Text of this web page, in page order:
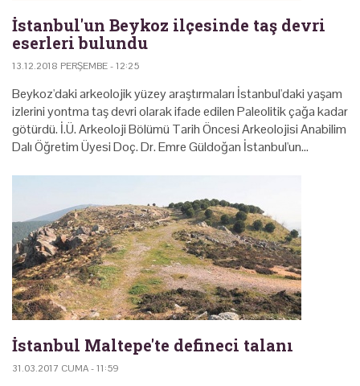
İstanbul'un Beykoz ilçesinde taş devri
eserleri bulundu
13.12.2018 PERŞEMBE - 12:25
Beykoz'daki arkeolojik yüzey araştırmaları İstanbul'daki yaşam
izlerini yontma taş devri olarak ifade edilen Paleolitik çağa kadar
götürdü. İ.Ü. Arkeoloji Bölümü Tarih Öncesi Arkeolojisi Anabilim
Dalı Öğretim Üyesi Doç. Dr. Emre Güldoğan İstanbul'un…
İstanbul Maltepe'te defineci talanı
31.03.2017 CUMA - 11:59